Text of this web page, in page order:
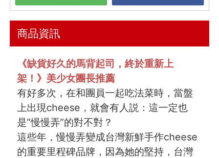
商品資訊
《缺貨好久的馬背起司，終於重新上
架！》美少女團長推薦
有好多次，在和團員一起吃法菜時，當盤
上出現cheese，就會有人説：這一定也
是”慢慢弄”的對不對？
這些年，慢慢弄變成台灣新鮮手作cheese
的重要里程碑品牌，因為她的堅持，台灣